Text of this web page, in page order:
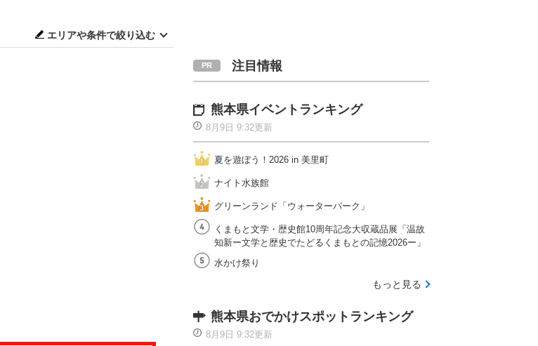
エリアや条件で絞り込む
注目情報
熊本県イベントランキング
8月9日 9:32更新
夏を遊ぼう！2026 in 美里町
ナイト水族館
グリーンランド「ウォーターパーク」
くまもと文学・歴史館10周年記念大収蔵品展「温故
知新ー文学と歴史でたどるくまもとの記憶2026ー」
水かけ祭り
もっと見る
熊本県おでかけスポットランキング
8月9日 9:32更新